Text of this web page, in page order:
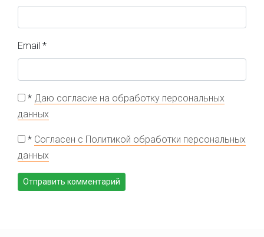
Email *
* Даю согласие на обработку персональных
данных
* Согласен с Политикой обработки персональных
данных